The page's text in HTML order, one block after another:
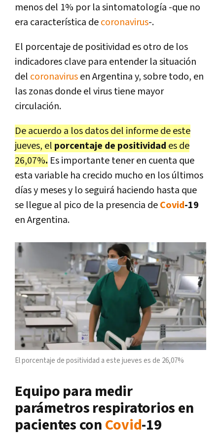
menos del 1% por la sintomatología -que no
era característica decoronavirus-.
El porcentaje de positividad es otro de los
indicadores clave para entender la situación
del coronavirusen Argentina y, sobre todo, en
las zonas donde el virus tiene mayor
circulación.
De acuerdo a los datos del informe de este
jueves, el porcentaje de positividad es de
26,07%. Es importante tener en cuenta que
esta variable ha crecido mucho en los últimos
días y meses y lo seguirá haciendo hasta que
se llegue al pico de la presencia deCovid-19
en Argentina.
El porcentaje de positividad a este jueves es de 26,07%
Equipo para medir
parámetros respiratorios en
pacientes con Covid-19